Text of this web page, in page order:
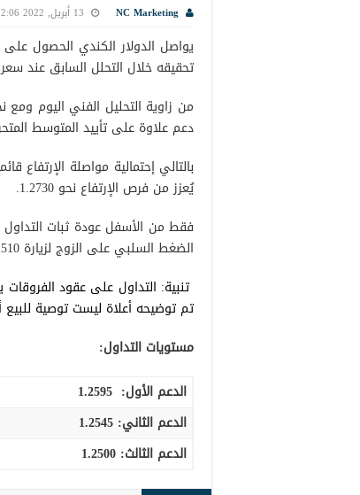
NC Marketing 13 أبريل, 2022 2:06 ص
يواصل الدولار الكندي الحصول
تحقيقه خلال التحلل السابق عند سعر 1.2660 مسجلاً الأعلى 1.2661.
دعم علاوة على تأييد المتوسط المتحرك 50 يوم للمنحنى اليومي الصاعد
يُعزز من فرص الإرتفاع نحو 1.2730.
الضغط السلبي على الزوج لزيارة 1.2510.
تنبية: التداول على عقود
تم توضيحه أعلاة ليست توصية للبيع
مستويات التداول:
الدعم الأول: 1.2595
الدعم الثاني: 1.2545
الدعم الثالث: